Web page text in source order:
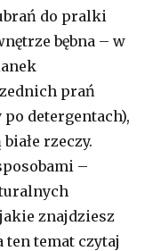
do pralki
bębna – w
prań
detergentach),
rzeczy.
–
znajdziesz
ten temat czytaj